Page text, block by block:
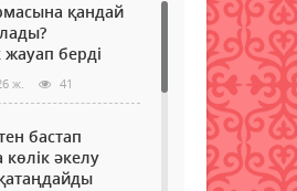
қандай
берді
ж. 41
бастап
көлік әкелу